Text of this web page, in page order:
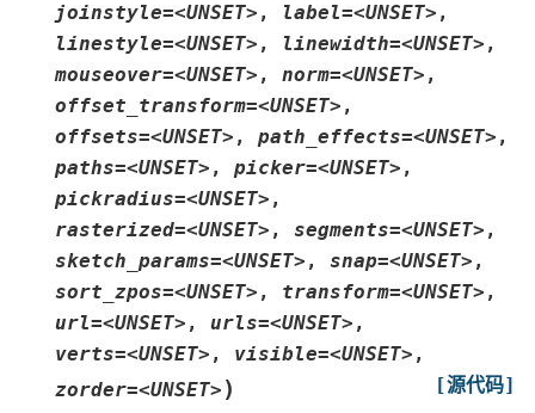
joinstyle=<UNSET> , label=<UNSET> ,
linestyle=<UNSET> , linewidth=<UNSET> ,
mouseover=<UNSET> , norm=<UNSET> ,
offset_transform=<UNSET> ,
offsets=<UNSET> , path_effects=<UNSET> ,
paths=<UNSET> , picker=<UNSET> ,
pickradius=<UNSET> ,
rasterized=<UNSET> , segments=<UNSET> ,
sketch_params=<UNSET> , snap=<UNSET> ,
sort_zpos=<UNSET> , transform=<UNSET> ,
url=<UNSET> , urls=<UNSET> ,
verts=<UNSET> , visible=<UNSET> ,
zorder=<UNSET> ) [源代码]